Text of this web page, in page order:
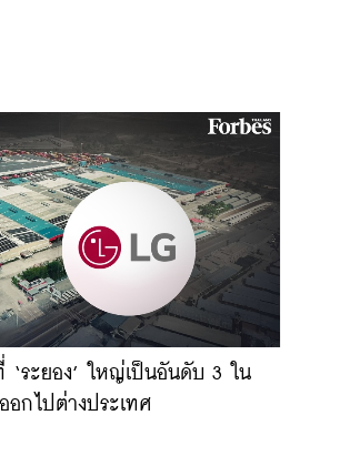
‘ระยอง’ ใหญ่เป็นอันดับ 3 ใน
อกไปต่างประเทศ